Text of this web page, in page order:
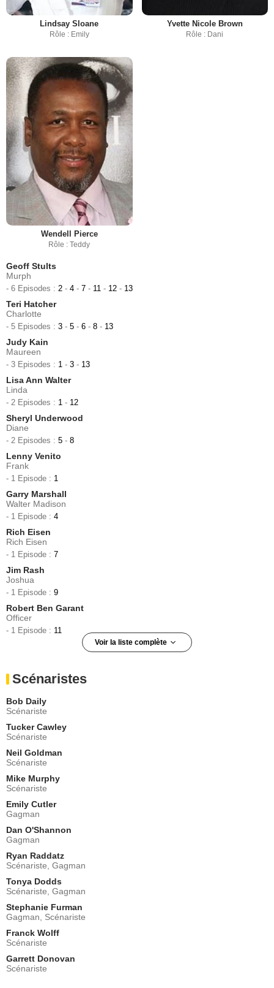
Lindsay Sloane
Rôle : Emily
Yvette Nicole Brown
Rôle : Dani
Wendell Pierce
Rôle : Teddy
Geoff Stults
Murph
- 6 Episodes : 2 - 4 - 7 - 11 - 12 - 13
Teri Hatcher
Charlotte
- 5 Episodes : 3 - 5 - 6 - 8 - 13
Judy Kain
Maureen
- 3 Episodes : 1 - 3 - 13
Lisa Ann Walter
Linda
- 2 Episodes : 1 - 12
Sheryl Underwood
Diane
- 2 Episodes : 5 - 8
Lenny Venito
Frank
- 1 Episode : 1
Garry Marshall
Walter Madison
- 1 Episode : 4
Rich Eisen
Rich Eisen
- 1 Episode : 7
Jim Rash
Joshua
- 1 Episode : 9
Robert Ben Garant
Officer
- 1 Episode : 11
Voir la liste complète
- 1 Episode :3
Nigel
- 1 Episode :
Joanna Cassidy
Judy
- 1 Episode :7
David Pressman
Norman
- 1 Episode :
Jerry Lambert
Wayne
- 1 Episode :12
Conor Duffy
Mets Official
- 1 Episode :4
Caleb Brown (II)
Evan
- 1 Episode :8
Bryant Tardy
Andre
- 1 Episode :
Kent Avenido
Security Guard
Scénaristes
Bob Daily
Scénariste
Tucker Cawley
Scénariste
Neil Goldman
Scénariste
Mike Murphy
Scénariste
Emily Cutler
Gagman
Dan O'Shannon
Gagman
Ryan Raddatz
Scénariste, Gagman
Tonya Dodds
Scénariste, Gagman
Stephanie Furman
Gagman, Scénariste
Franck Wolff
Scénariste
Garrett Donovan
Scénariste